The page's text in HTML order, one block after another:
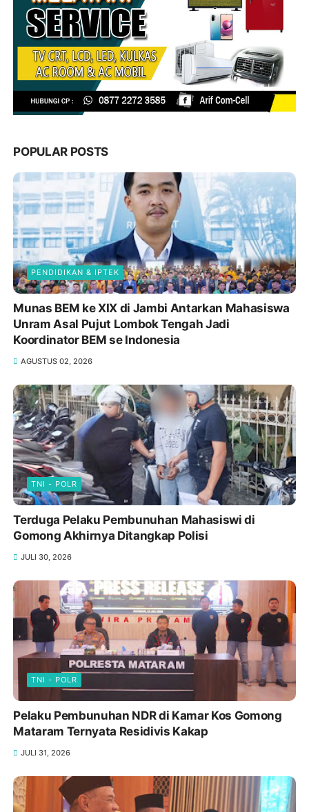
POPULAR POSTS
PENDIDIKAN & IPTEK
Munas BEM ke XIX di Jambi Antarkan Mahasiswa
Unram Asal Pujut Lombok Tengah Jadi
Koordinator BEM se Indonesia
AGUSTUS 02, 2026
TNI - POLR
Terduga Pelaku Pembunuhan Mahasiswi di
Gomong Akhirnya Ditangkap Polisi
JULI 30, 2026
TNI - POLR
Pelaku Pembunuhan NDR di Kamar Kos Gomong
Mataram Ternyata Residivis Kakap
JULI 31, 2026